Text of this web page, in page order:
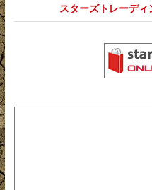
スターズトレーデ